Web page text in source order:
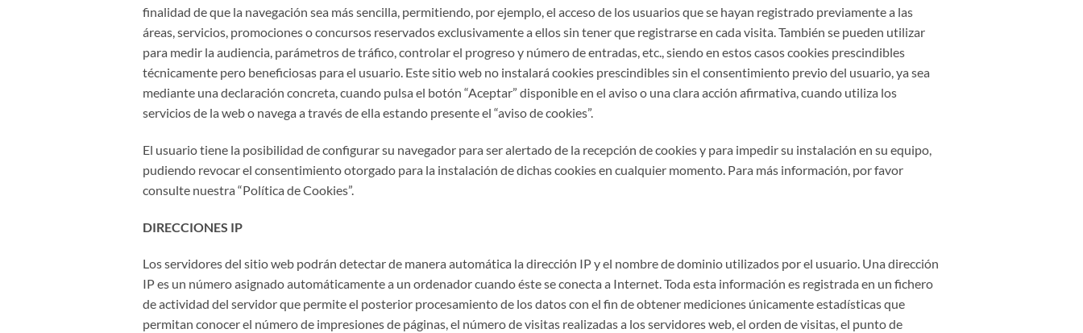
finalidad de que la navegación sea más sencilla, permitiendo, por ejemplo, el acceso de los usuarios que se hayan registrado previamente a las
áreas, servicios, promociones o concursos reservados exclusivamente a ellos sin tener que registrarse en cada visita. También se pueden utilizar
para medir la audiencia, parámetros de tráfico, controlar el progreso y número de entradas, etc., siendo en estos casos cookies prescindibles
técnicamente pero beneficiosas para el usuario. Este sitio web no instalará cookies prescindibles sin el consentimiento previo del usuario, ya sea
mediante una declaración concreta, cuando pulsa el botón “Aceptar” disponible en el aviso o una clara acción afirmativa, cuando utiliza los
servicios de la web o navega a través de ella estando presente el “aviso de cookies”.
El usuario tiene la posibilidad de configurar su navegador para ser alertado de la recepción de cookies y para impedir su instalación en su equipo,
pudiendo revocar el consentimiento otorgado para la instalación de dichas cookies en cualquier momento. Para más información, por favor
consulte nuestra “Política de Cookies”.
DIRECCIONES IP
Los servidores del sitio web podrán detectar de manera automática la dirección IP y el nombre de dominio utilizados por el usuario. Una dirección
IP es un número asignado automáticamente a un ordenador cuando éste se conecta a Internet. Toda esta información es registrada en un fichero
de actividad del servidor que permite el posterior procesamiento de los datos con el fin de obtener mediciones únicamente estadísticas que
permitan conocer el número de impresiones de páginas, el número de visitas realizadas a los servidores web, el orden de visitas, el punto de